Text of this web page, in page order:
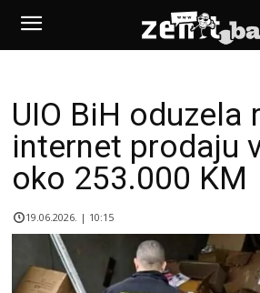
UIO BiH oduzela
internet prodaju
oko 253.000 KM
19.06.2026. | 10:15